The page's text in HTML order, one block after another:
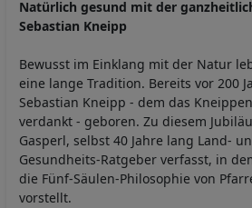
Natürlich gesund mit der
Sebastian Kneipp
Bewusst im Einklang mit der Natur
eine lange Tradition. Bereits vor 200
Sebastian Kneipp - dem das
verdankt - geboren. Zu diesem
Gasperl, selbst 40 Jahre lang Land-
Gesundheits-Ratgeber verfasst, in
die Fünf-Säulen-Philosophie von
vorstellt.